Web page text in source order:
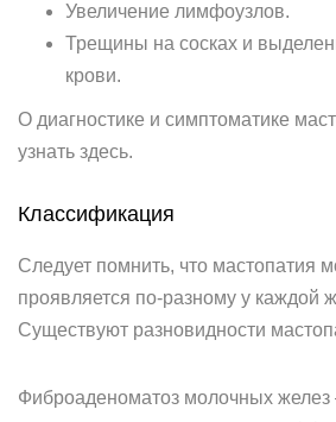
Увеличение лимфоузлов.
Трещины на сосках и
крови.
О диагностике и симптоматике
узнать здесь.
Классификация
Следует помнить, что мастопатия
проявляется по-разному у каждой
Существуют разновидности
Фиброаденоматоз молочных